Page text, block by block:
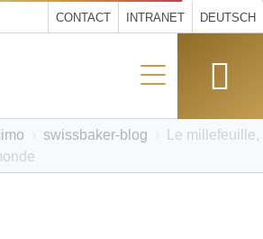
CONTACT INTRANET DEUTSCH
swissbaker-blog
Le millefeuille,